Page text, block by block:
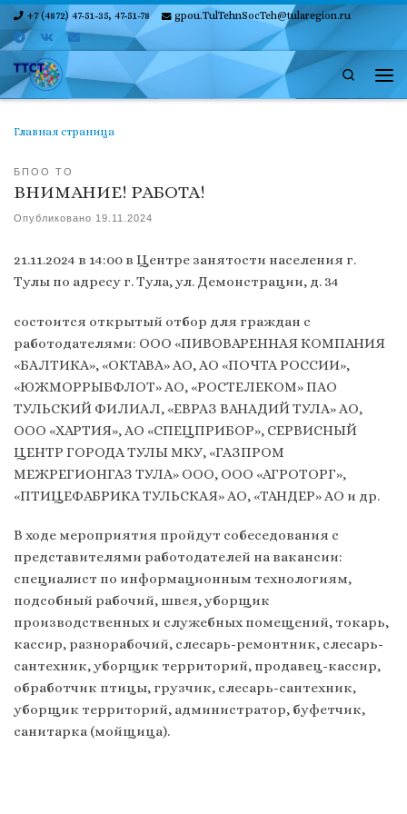
Skip to content
+7 (4872) 47-51-35, 47-51-78 gpou.TulTehnSocTeh@tularegion.ru
Search
Главная страница
БПОО ТО
ВНИМАНИЕ! РАБОТА!
Опубликовано 19.11.2024
21.11.2024 в 14:00 в Центре занятости населения г.
Тулы по адресу г. Тула, ул. Демонстрации, д. 34
состоится открытый отбор для граждан с
работодателями: ООО «ПИВОВАРЕННАЯ КОМПАНИЯ
«БАЛТИКА», «ОКТАВА» АО, АО «ПОЧТА РОССИИ»,
«ЮЖМОРРЫБФЛОТ» АО, «РОСТЕЛЕКОМ» ПАО
ТУЛЬСКИЙ ФИЛИАЛ, «ЕВРАЗ ВАНАДИЙ ТУЛА» АО,
OOO «ХАРТИЯ», АО «СПЕЦПРИБОР», СЕРВИСНЫЙ
ЦЕНТР ГОРОДА ТУЛЫ МКУ, «ГАЗПРОМ
МЕЖРЕГИОНГАЗ ТУЛА» ООО, ООО «АГРОТОРГ»,
«ПТИЦЕФАБРИКА ТУЛЬСКАЯ» АО, «ТАНДЕР» АО и др.
В ходе мероприятия пройдут собеседования с
представителями работодателей на вакансии:
специалист по информационным технологиям,
подсобный рабочий, швея, уборщик
производственных и служебных помещений, токарь,
кассир, разнорабочий, слесарь-ремонтник, слесарь-
сантехник, уборщик территорий, продавец-кассир,
обработчик птицы, грузчик, слесарь-сантехник,
уборщик территорий, администратор, буфетчик,
санитарка (мойщица).